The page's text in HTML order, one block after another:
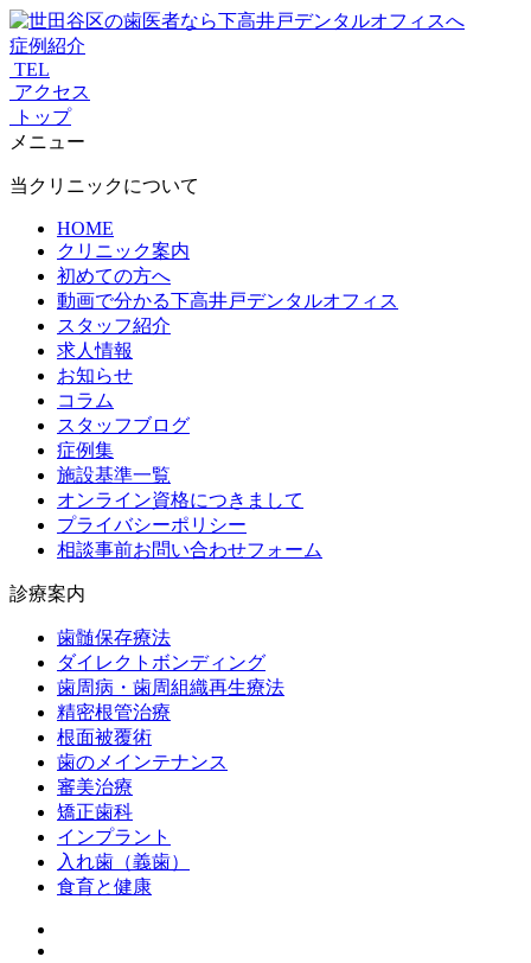
症例紹介
TEL
アクセス
トップ
メニュー
当クリニックについて
HOME
クリニック案内
初めての方へ
動画で分かる下高井戸デンタルオフィス
スタッフ紹介
求人情報
お知らせ
コラム
スタッフブログ
症例集
施設基準一覧
オンライン資格につきまして
プライバシーポリシー
相談事前お問い合わせフォーム
診療案内
歯髄保存療法
ダイレクトボンディング
歯周病・歯周組織再生療法
精密根管治療
根面被覆術
歯のメインテナンス
審美治療
矯正歯科
インプラント
入れ歯（義歯）
食育と健康